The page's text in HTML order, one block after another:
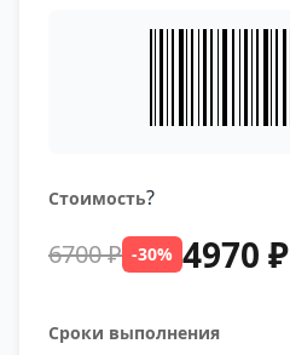
Стоимость?
6700 ₽ -30% 4970 ₽
Сроки выполнения